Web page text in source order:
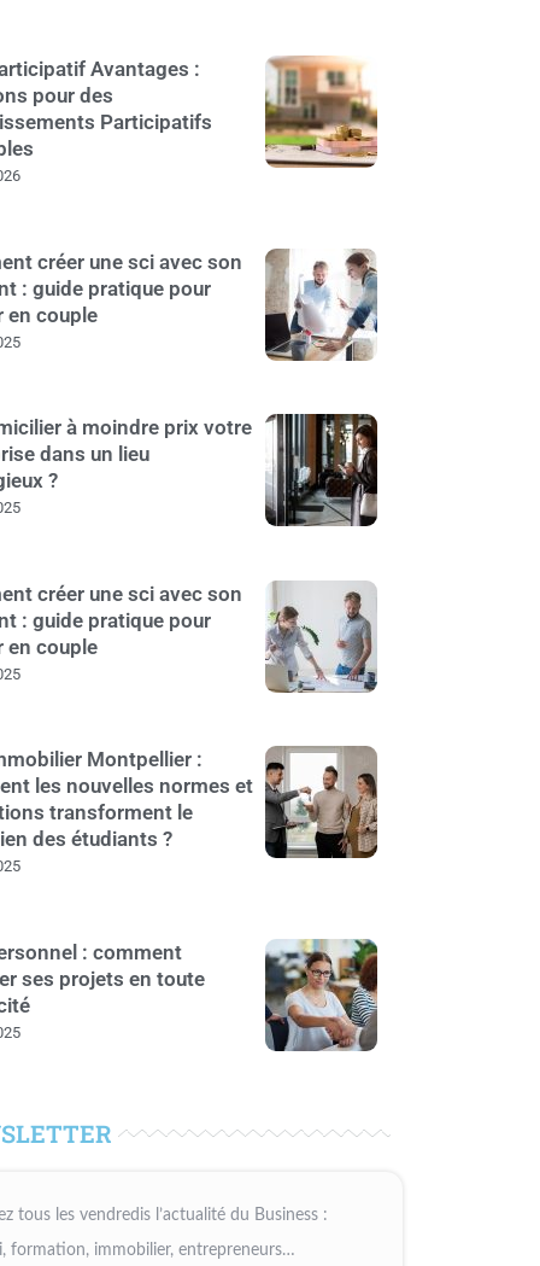
Avantages :
pour des
Participatifs
créer une sci avec son
: guide pratique pour
en couple
à moindre prix votre
dans un lieu
?
créer une sci avec son
: guide pratique pour
en couple
Montpellier :
les nouvelles normes et
transforment le
des étudiants ?
: comment
ses projets en toute
tous les vendredis l’actualité du Business :
formation, immobilier, entrepreneurs…